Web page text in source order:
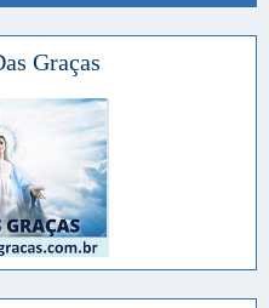
Graças